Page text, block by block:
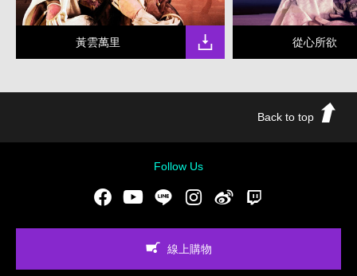
黃雲萬里 從心所欲
Back to top
Follow Us
FacebookYoutubeLINE Instgram新浪微博
線上購物